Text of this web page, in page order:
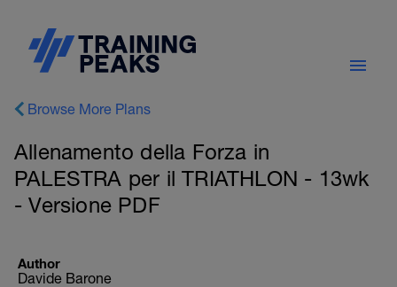
Browse More Plans
Allenamento della Forza in
PALESTRA per il TRIATHLON - 13wk
- Versione PDF
Author
Davide Barone